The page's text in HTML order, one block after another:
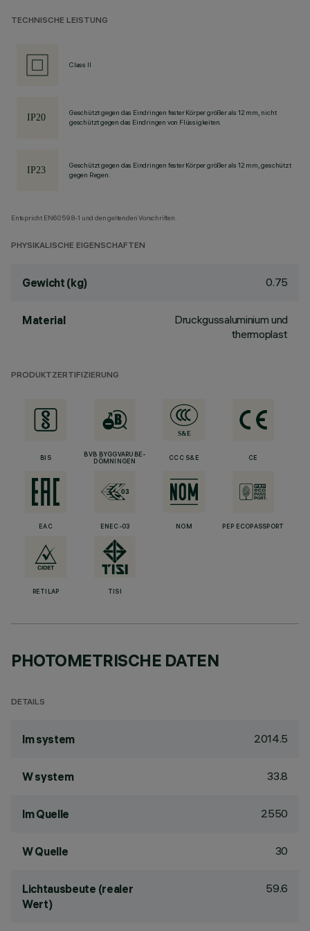
TECHNISCHE LEISTUNG
Class II
Geschützt gegen das Eindringen fester Körper größer als 12 mm, nicht
geschützt gegen das Eindringen von Flüssigkeiten.
Geschützt gegen das Eindringen fester Körper größer als 12 mm, geschützt
gegen Regen.
Entspricht EN60598-1 und den geltenden Vorschriften.
PHYSIKALISCHE EIGENSCHAFTEN
Gewicht (kg) 0.75
Material
Druckgussaluminium und
thermoplast
PRODUKTZERTIFIZIERUNG
BIS
BVB BYGGVARUBE-
DÖMNINGEN
CCC S&E CE
EAC ENEC-03 NOM PEP ECOPASSPORT
RETILAP TISI
PHOTOMETRISCHE DATEN
DETAILS
lm system 2014.5
W system 33.8
lm Quelle 2550
W Quelle 30
Lichtausbeute (realer
Wert)
59.6